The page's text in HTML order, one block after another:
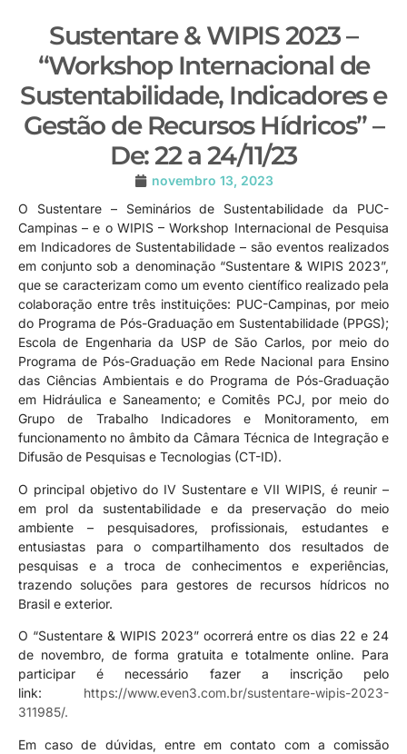
Sustentare & WIPIS 2023 –
“Workshop Internacional de
Sustentabilidade, Indicadores e
Gestão de Recursos Hídricos” –
De: 22 a 24/11/23
novembro 13, 2023
O Sustentare – Seminários de Sustentabilidade da PUC-
Campinas – e o WIPIS – Workshop Internacional de Pesquisa
em Indicadores de Sustentabilidade – são eventos realizados
em conjunto sob a denominação “Sustentare & WIPIS 2023”,
que se caracterizam como um evento científico realizado pela
colaboração entre três instituições: PUC-Campinas, por meio
do Programa de Pós-Graduação em Sustentabilidade (PPGS);
Escola de Engenharia da USP de São Carlos, por meio do
Programa de Pós-Graduação em Rede Nacional para Ensino
das Ciências Ambientais e do Programa de Pós-Graduação
em Hidráulica e Saneamento; e Comitês PCJ, por meio do
Grupo de Trabalho Indicadores e Monitoramento, em
funcionamento no âmbito da Câmara Técnica de Integração e
Difusão de Pesquisas e Tecnologias (CT-ID).
O principal objetivo do IV Sustentare e VII WIPIS, é reunir –
em prol da sustentabilidade e da preservação do meio
ambiente – pesquisadores, profissionais, estudantes e
entusiastas para o compartilhamento dos resultados de
pesquisas e a troca de conhecimentos e experiências,
trazendo soluções para gestores de recursos hídricos no
Brasil e exterior.
O “Sustentare & WIPIS 2023” ocorrerá entre os dias 22 e 24
de novembro, de forma gratuita e totalmente online. Para
participar é necessário fazer a inscrição pelo
link: https://www.even3.com.br/sustentare-wipis-2023-
311985/.
Em caso de dúvidas, entre em contato com a comissão